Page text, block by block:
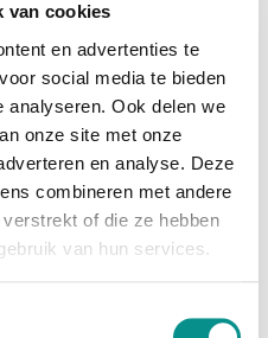
van cookies
en advertenties te
social media te bieden
analyseren. Ook delen we
onze site met onze
en analyse. Deze
combineren met andere
of die ze hebben
van hun services.
Zodra u de grote en
Display aanzet, bent u
boordevol fenomenale
op dit prachtige 27-
leven in fantastische
details.